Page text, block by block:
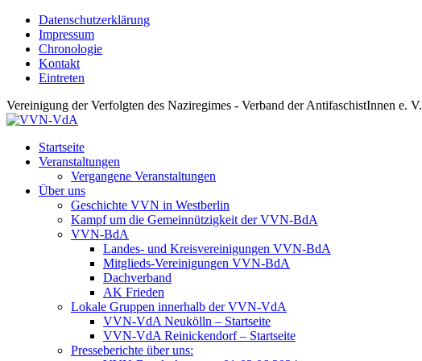
Datenschutzerklärung
Impressum
Chronologie
Kontakt
Eintreten
Vereinigung der Verfolgten des Naziregimes - Verband der AntifaschistInnen e. V.
Startseite
Veranstaltungen
Vergangene Veranstaltungen
Über uns
Geschichte VVN in Westberlin
Kampf um die Gemeinnützigkeit der VVN-BdA
VVN-BdA
Landes- und Kreisvereinigungen VVN-BdA
Mitglieds-Vereinigungen VVN-BdA
Dachverband
AK Frieden
Lokale Gruppen innerhalb der VVN-VdA
VVN-VdA Neukölln – Startseite
VVN-VdA Reinickendorf – Startseite
Presseberichte über uns: